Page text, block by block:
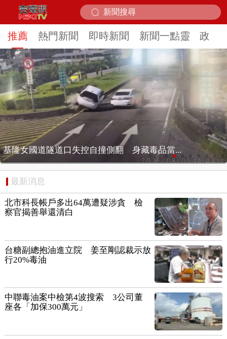
推薦 熱門新聞 即時新聞 新聞一點靈 政治
壹氣象／3颱共存！ 白海豚路徑偏西修正 影...
最新消息
北市科長帳戶多出64萬遭疑涉貪 檢
察官揭善舉還清白
台糖副總抱油進立院 姜至剛認裁示放
行20%毒油
中聯毒油案中檢第4波搜索 3公司董
座各「加保300萬元」